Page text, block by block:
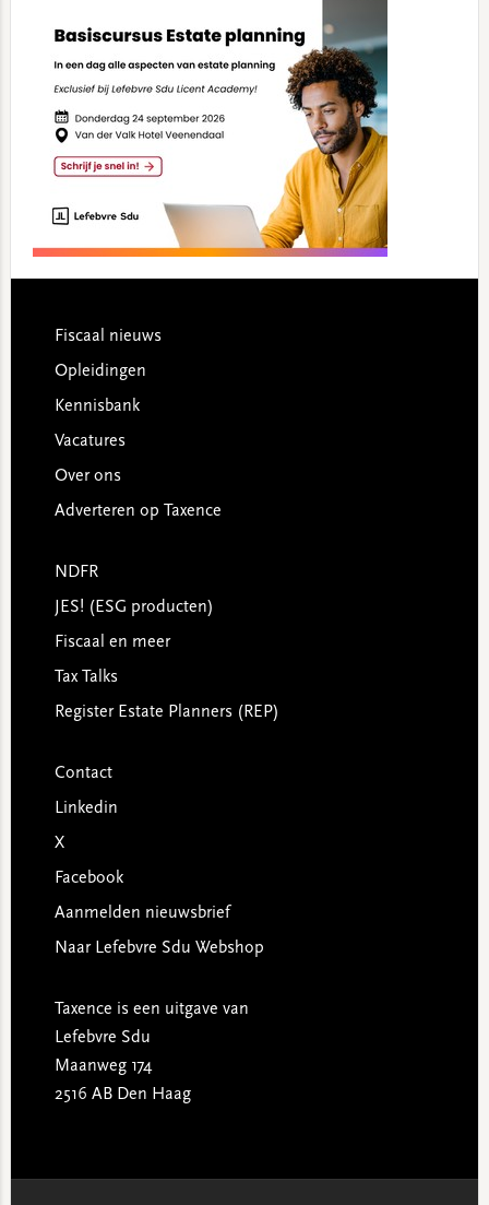
Footer
Fiscaal nieuws
Opleidingen
Kennisbank
Vacatures
Over ons
Adverteren op Taxence
NDFR
JES! (ESG producten)
Fiscaal en meer
Tax Talks
Register Estate Planners (REP)
Contact
Linkedin
X
Facebook
Aanmelden nieuwsbrief
Naar Lefebvre Sdu Webshop
Taxence is een uitgave van
Lefebvre Sdu
Maanweg 174
2516 AB Den Haag